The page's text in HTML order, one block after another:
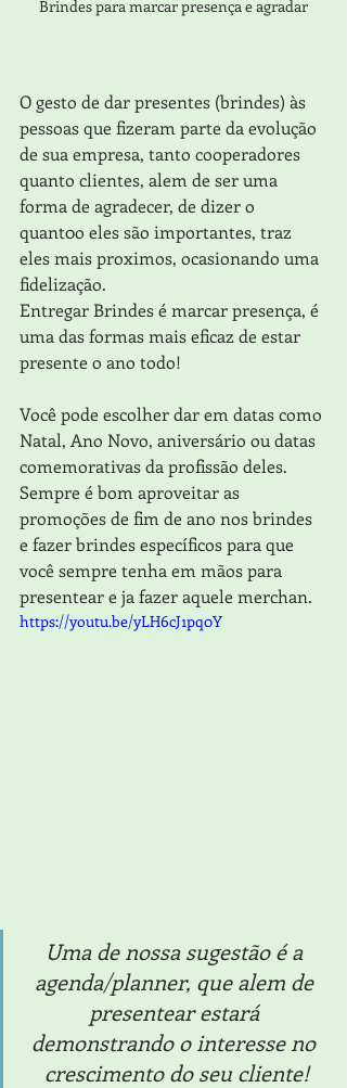
Brindes para marcar presença e agradar
O gesto de dar presentes (brindes) às
pessoas que fizeram parte da evolução
de sua empresa, tanto cooperadores
quanto clientes, alem de ser uma
forma de agradecer, de dizer o
quant0o eles são importantes, traz
eles mais proximos, ocasionando uma
fidelização.
Entregar Brindes é marcar presença, é
uma das formas mais eficaz de estar
presente o ano todo!
Você pode escolher dar em datas como
Natal, Ano Novo, aniversário ou datas
comemorativas da profissão deles.
Sempre é bom aproveitar as
promoções de fim de ano nos brindes
e fazer brindes específicos para que
você sempre tenha em mãos para
presentear e ja fazer aquele merchan.
https://youtu.be/yLH6cJ1pq0Y
Uma de nossa sugestão é a
agenda/planner, que alem de
presentear estará
demonstrando o interesse no
crescimento do seu cliente!